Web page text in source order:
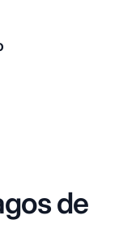
de